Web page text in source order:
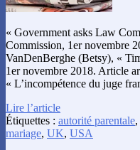
« Government asks Law
Commission, 1er novembre
VanDenBerghe (Betsy), «
1er novembre 2018. Article
« L’incompétence du juge
Lire l’article
Étiquettes : autorité parentale,
mariage, UK, USA